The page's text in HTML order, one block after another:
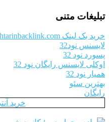
تبلیغات متنی
خرید بک لینک behtarinbacklink.com
لایسنس نود32
پسورد نود 32
اوکلی لایسنس رایگان نود 32
همیار نود 32
بهترین سئو
رایگان
خرید